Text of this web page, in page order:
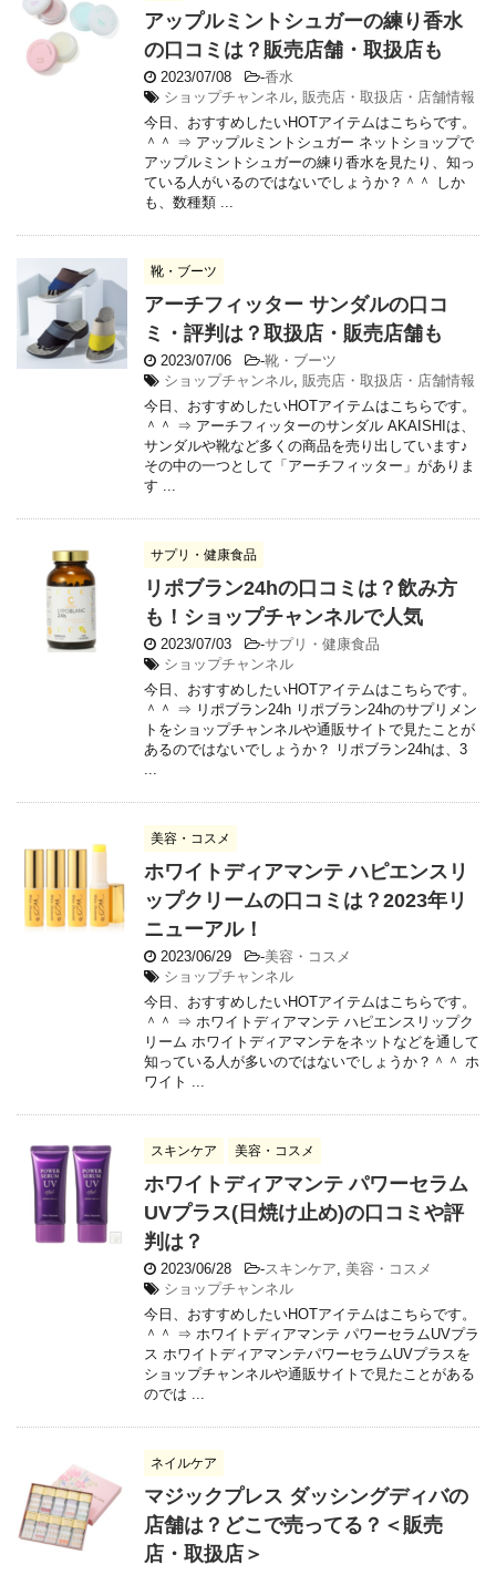
アップルミントシュガーの練り香水
の口コミは？販売店舗・取扱店も
2023/07/08 -香水
ショップチャンネル, 販売店・取扱店・店舗情報
今日、おすすめしたいHOTアイテムはこちらです。
＾＾ ⇒ アップルミントシュガー ネットショップで
アップルミントシュガーの練り香水を見たり、知っ
ている人がいるのではないでしょうか？＾＾ しか
も、数種類 ...
靴・ブーツ
アーチフィッター サンダルの口コ
ミ・評判は？取扱店・販売店舗も
2023/07/06 -靴・ブーツ
ショップチャンネル, 販売店・取扱店・店舗情報
今日、おすすめしたいHOTアイテムはこちらです。
＾＾ ⇒ アーチフィッターのサンダル AKAISHIは、
サンダルや靴など多くの商品を売り出しています♪
その中の一つとして「アーチフィッター」がありま
す ...
サプリ・健康食品
リポブラン24hの口コミは？飲み方
も！ショップチャンネルで人気
2023/07/03 -サプリ・健康食品
ショップチャンネル
今日、おすすめしたいHOTアイテムはこちらです。
＾＾ ⇒ リポブラン24h リポブラン24hのサプリメン
トをショップチャンネルや通販サイトで見たことが
あるのではないでしょうか？ リポブラン24hは、3
...
美容・コスメ
ホワイトディアマンテ ハピエンスリ
ップクリームの口コミは？2023年リ
ニューアル！
2023/06/29 -美容・コスメ
ショップチャンネル
今日、おすすめしたいHOTアイテムはこちらです。
＾＾ ⇒ ホワイトディアマンテ ハピエンスリップク
リーム ホワイトディアマンテをネットなどを通して
知っている人が多いのではないでしょうか？＾＾ ホ
ワイト ...
スキンケア 美容・コスメ
ホワイトディアマンテ パワーセラム
UVプラス(日焼け止め)の口コミや評
判は？
2023/06/28 -スキンケア, 美容・コスメ
ショップチャンネル
今日、おすすめしたいHOTアイテムはこちらです。
＾＾ ⇒ ホワイトディアマンテ パワーセラムUVプラ
ス ホワイトディアマンテパワーセラムUVプラスを
ショップチャンネルや通販サイトで見たことがある
のでは ...
ネイルケア
マジックプレス ダッシングディバの
店舗は？どこで売ってる？＜販売
店・取扱店＞